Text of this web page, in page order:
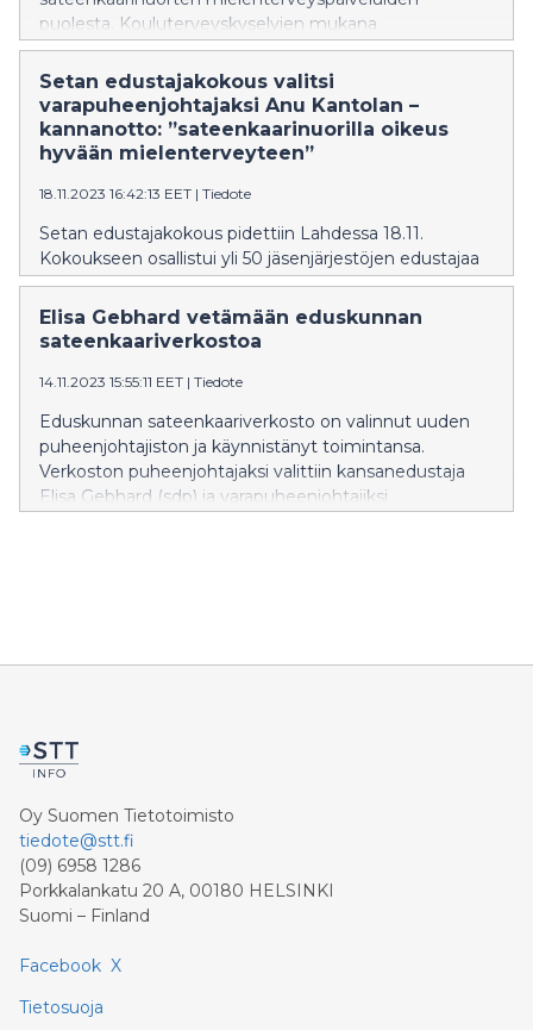
puolesta. Kouluterveyskyselyjen mukana
mielenterveyden tila ja saatu apu ja tuki on
huomattavasti heikompi kuin muilla nuorilla. Nuorten
kokemukset tulevat esiin myös Setan
verkkonuorisotalon työssä.
Setan edustajakokous valitsi
varapuheenjohtajaksi Anu Kantolan –
kannanotto: ”sateenkaarinuorilla oikeus
hyvään mielenterveyteen”
18.11.2023 16:42:13 EET | Tiedote
Setan edustajakokous pidettiin Lahdessa 18.11.
Kokoukseen osallistui yli 50 jäsenjärjestöjen edustajaa
eri puolilta maata ja etänä.
Elisa Gebhard vetämään eduskunnan
sateenkaariverkostoa
14.11.2023 15:55:11 EET | Tiedote
Eduskunnan sateenkaariverkosto on valinnut uuden
puheenjohtajiston ja käynnistänyt toimintansa.
Verkoston puheenjohtajaksi valittiin kansanedustaja
Elisa Gebhard (sdp) ja varapuheenjohtajiksi
Oy Suomen Tietotoimisto
tiedote@stt.fi
(09) 6958 1286
Porkkalankatu 20 A, 00180 HELSINKI
Suomi – Finland
Facebook X
Tietosuoja